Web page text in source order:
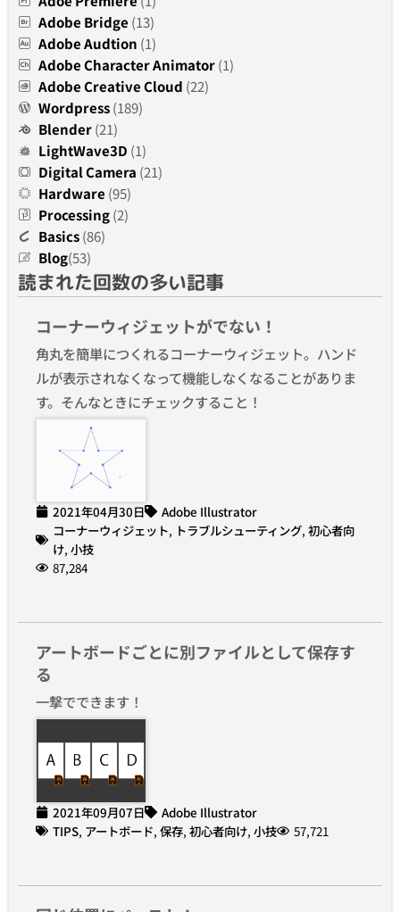
Adobe Bridge (13)
Adobe Audtion (1)
Adobe Character Animator(1)
Adobe Creative Cloud (22)
Wordpress(189)
Blender(21)
LightWave3D (1)
Digital Camera (21)
Hardware (95)
Processing(2)
Basics(86)
Blog(53)
読まれた回数の多い記事
コーナーウィジェットがでない！
角丸を簡単につくれるコーナーウィジェット。ハンド
ルが表示されなくなって機能しなくなることがありま
す。そんなときにチェックすること！
2021年04月30日
Adobe Illustrator
コーナーウィジェット, トラブルシューティング, 初心者向
け, 小技
87,284
アートボードごとに別ファイルとして保存す
る
一撃でできます！
2021年09月07日
Adobe Illustrator
TIPS, アートボード, 保存, 初心者向け, 小技 57,721